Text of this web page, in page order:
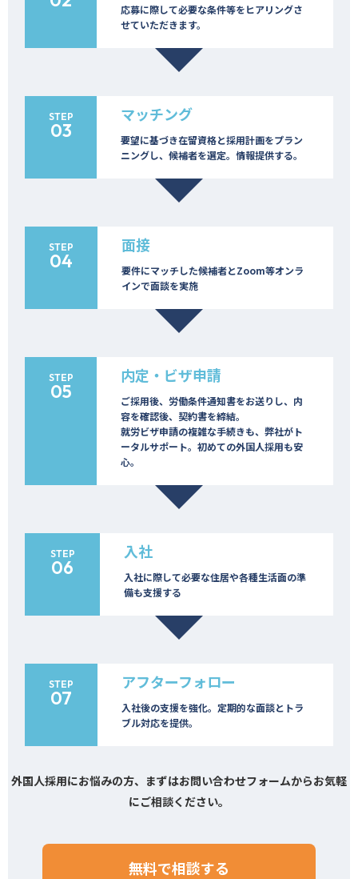
応募に際して必要な条件等をヒアリングさ
せていただきます。
STEP
03
マッチング
要望に基づき在留資格と採用計画をプラン
ニングし、候補者を選定。情報提供する。
STEP
04
面接
要件にマッチした候補者とZoom等オンラ
インで面談を実施
STEP
05
内定・ビザ申請
ご採用後、労働条件通知書をお送りし、内
容を確認後、契約書を締結。
就労ビザ申請の複雑な手続きも、弊社がト
ータルサポート。初めての外国人採用も安
心。
STEP
06
入社
入社に際して必要な住居や各種生活面の準
備も支援する
STEP
07
アフターフォロー
入社後の支援を強化。定期的な面談とトラ
ブル対応を提供。
外国人採用にお悩みの方、まずはお問い合わせフォームからお気軽
にご相談ください。
無料で相談する